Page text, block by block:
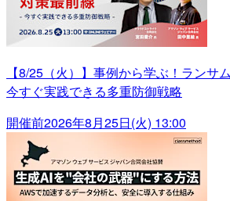
【8/25（火）】事例から学ぶ！ランサ
今すぐ実践できる多重防御戦略
開催前2026年8月25日(火) 13:00